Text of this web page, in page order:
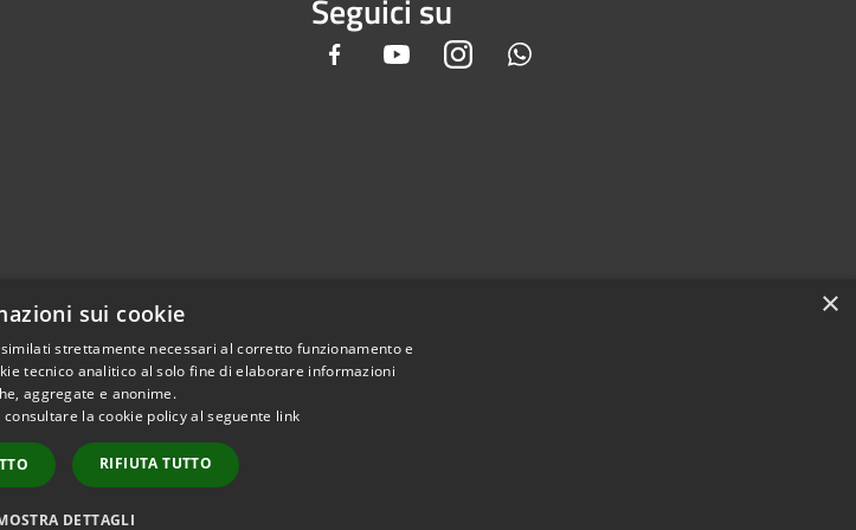
Seguici su
Facebook YoutubeInstagram
Copyright © 2026 • Comune di Gandino • Powered by
×
sui cookie
strettamente necessari al corretto funzionamento e
tecnico analitico al solo fine di elaborare informazioni
aggregate e anonime.
la cookie policy al seguente link
RIFIUTA TUTTO
DETTAGLI